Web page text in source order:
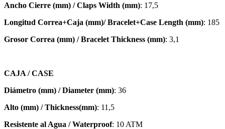
Ancho Cierre (mm) / Claps Width (mm): 17,5
Longitud Correa+Caja (mm)/ Bracelet+Case Length (mm): 185
Grosor Correa (mm) / Bracelet Thickness (mm): 3,1
CAJA / CASE
Diámetro (mm) / Diameter (mm): 36
Alto (mm) / Thickness(mm): 11,5
Resistente al Agua / Waterproof: 10 ATM